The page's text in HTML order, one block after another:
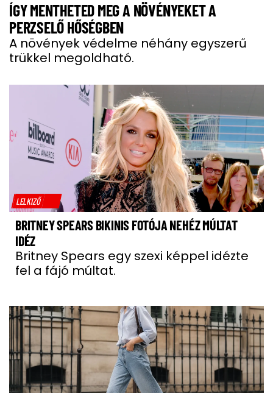
ÍGY MENTHETED MEG A NÖVÉNYEKET A
PERZSELŐ HŐSÉGBEN
A növények védelme néhány egyszerű
trükkel megoldható.
LELKIZŐ
BRITNEY SPEARS BIKINIS FOTÓJA NEHÉZ MÚLTAT
IDÉZ
Britney Spears egy szexi képpel idézte
fel a fájó múltat.